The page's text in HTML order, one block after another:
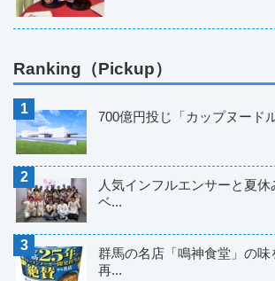
Ranking（Pickup）
700億円投じ「カップヌード
人気インフルエンサーと夏休
ベ...
群馬の名店「鳴神食堂」の味
再...